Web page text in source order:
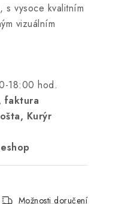
s vysoce kvalitním
vizuálním
18:00 hod.
faktura
Kurýr
Možnosti doručení